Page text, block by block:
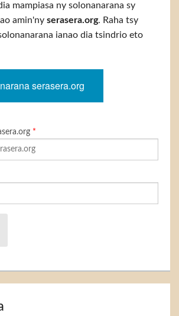
mampiasa ny solonanarana sy
amin'ny serasera.org. Raha tsy
ianao dia tsindrio eto
serasera.org
*